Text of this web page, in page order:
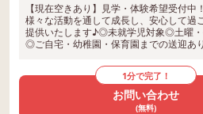
【現在空きあり】見学・体験希望受付中
様々な活動を通して成長し、安心して過
提供いたします♪◎未就学児対象◎土曜・
◎ご自宅・幼稚園・保育園までの送迎あ
1分で完了！
お問い合わせ
(無料)